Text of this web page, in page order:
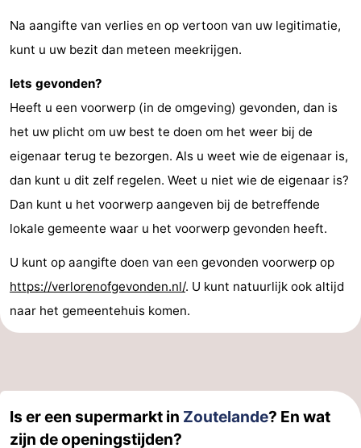
Na aangifte van verlies en op vertoon van uw legitimatie,
kunt u uw bezit dan meteen meekrijgen.
Iets gevonden?
Heeft u een voorwerp (in de omgeving) gevonden, dan is
het uw plicht om uw best te doen om het weer bij de
eigenaar terug te bezorgen. Als u weet wie de eigenaar is,
dan kunt u dit zelf regelen. Weet u niet wie de eigenaar is?
Dan kunt u het voorwerp aangeven bij de betreffende
lokale gemeente waar u het voorwerp gevonden heeft.
U kunt op aangifte doen van een gevonden voorwerp op
https://verlorenofgevonden.nl/. U kunt natuurlijk ook altijd
naar het gemeentehuis komen.
Is er een supermarkt in Zoutelande? En wat
zijn de openingstijden?